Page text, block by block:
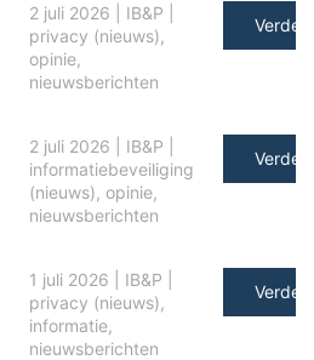
2 juli 2026 IB&P
privacy (nieuws),
opinie,
nieuwsberichten
Verder
2 juli 2026 IB&P
informatiebeveiliging
(nieuws), opinie,
nieuwsberichten
Verder
1 juli 2026 IB&P
privacy (nieuws),
informatie,
nieuwsberichten
Verder